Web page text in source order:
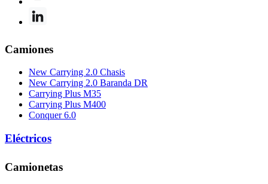
Camiones
New Carrying 2.0 Chasis
New Carrying 2.0 Baranda DR
Carrying Plus M35
Carrying Plus M400
Conquer 6.0
Eléctricos
Camionetas